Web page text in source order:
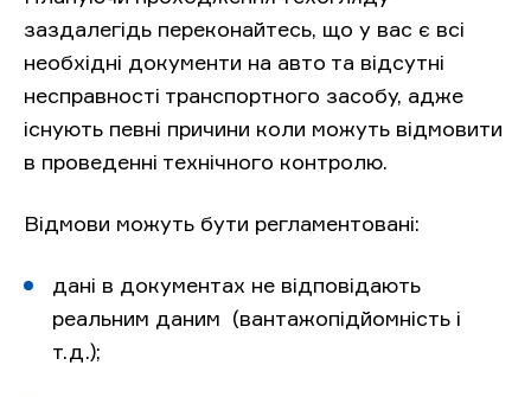
заздалегідь переконайтесь, що у вас є всі
необхідні документи на авто та відсутні
несправності транспортного засобу, адже
існують певні причини коли можуть відмовити
в проведенні технічного контролю.
Відмови можуть бути регламентовані:
дані в документах не відповідають
реальним даним (вантажопідйомність і
т.д.);